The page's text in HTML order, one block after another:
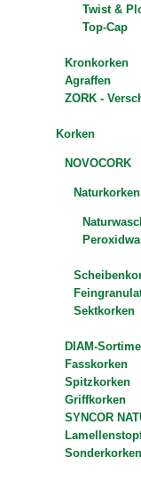
Twist &
Top-Cap
Kronkorken
Agraffen
ZORK -
Korken
NOVOCORK
Naturkorken
Sektkorken
DIAM-
Fasskorken
Spitzkorken
Griffkorken
SYNCOR
Sonderkorken